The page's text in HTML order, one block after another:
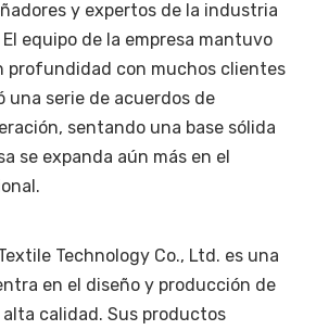
y expertos de la industria
equipo de la empresa mantuvo
profundidad con muchos clientes
una serie de acuerdos de
sentando una base sólida
se expanda aún más en el
Technology Co., Ltd. es una
en el diseño y producción de
calidad. Sus productos